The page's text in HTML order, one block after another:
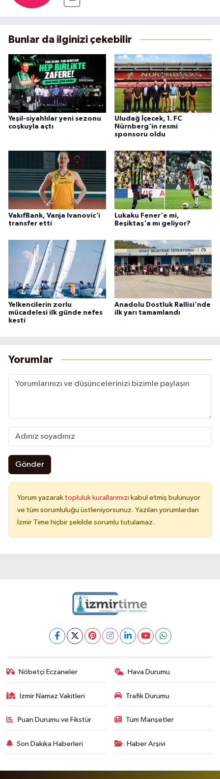
Bunlar da ilginizi çekebilir
Yeşil-siyahlılar yeni sezonu
coşkuyla açtı
Uludağ İçecek, 1. FC
Nürnberg'in resmi
sponsoru oldu
VakıfBank, Vanja Ivanovic'i
transfer etti
Lukaku Fener'e mi,
Beşiktaş'a mı geliyor?
Yelkencilerin zorlu
mücadelesi ilk günde nefes
kesti
Anadolu Dostluk Rallisi'nde
ilk yarı tamamlandı
Yorumlar
Gönder
Yorum yazarak topluluk kurallarımızı kabul etmiş bulunuyor
ve tüm sorumluluğu üstleniyorsunuz. Yazılan yorumlardan
İzmir Time hiçbir şekilde sorumlu tutulamaz.
Nöbetçi Eczaneler Hava Durumu
İzmir Namaz Vakitleri Trafik Durumu
Puan Durumu ve Fikstür Tüm Manşetler
Son Dakika Haberleri Haber Arşivi